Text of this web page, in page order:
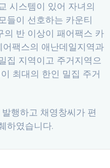
시스템이 있어 자녀의
들이 선호하는 카운티
반 이상이 패어팩스 카
팩스의 애난데일지역과
집 지역이고 주거지역으
최대의 한인 밀집 주거
행하고 채영창씨가 편
하였습니다.